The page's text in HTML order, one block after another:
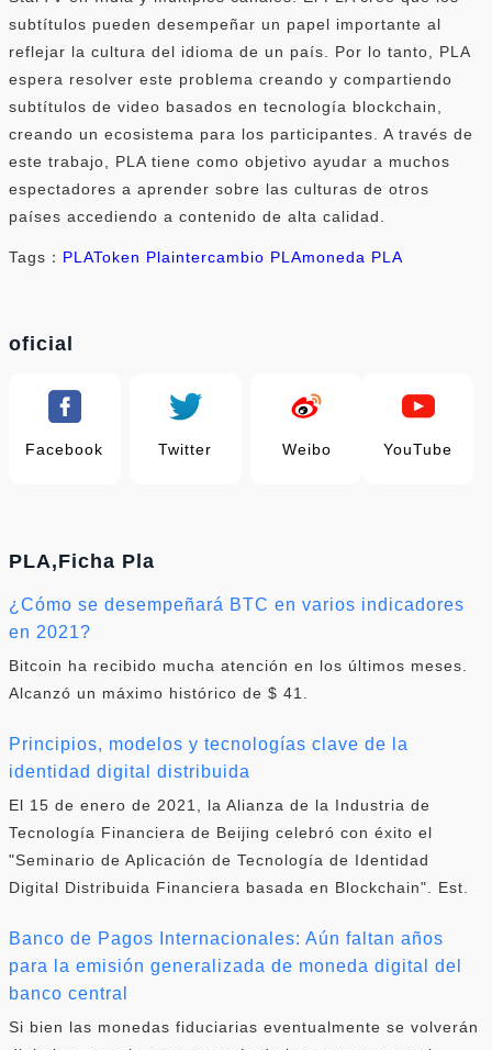
subtítulos pueden desempeñar un papel importante al
reflejar la cultura del idioma de un país. Por lo tanto, PLA
espera resolver este problema creando y compartiendo
subtítulos de video basados ​​en tecnología blockchain,
creando un ecosistema para los participantes. A través de
este trabajo, PLA tiene como objetivo ayudar a muchos
espectadores a aprender sobre las culturas de otros
países accediendo a contenido de alta calidad.
Tags： PLAToken Plaintercambio PLAmoneda PLA
oficial
Facebook Twitter Weibo YouTube
PLA,Ficha Pla
¿Cómo se desempeñará BTC en varios indicadores
en 2021?
Bitcoin ha recibido mucha atención en los últimos meses.
Alcanzó un máximo histórico de $ 41.
Principios, modelos y tecnologías clave de la
identidad digital distribuida
El 15 de enero de 2021, la Alianza de la Industria de
Tecnología Financiera de Beijing celebró con éxito el
"Seminario de Aplicación de Tecnología de Identidad
Digital Distribuida Financiera basada en Blockchain". Est.
Banco de Pagos Internacionales: Aún faltan años
para la emisión generalizada de moneda digital del
banco central
Si bien las monedas fiduciarias eventualmente se volverán